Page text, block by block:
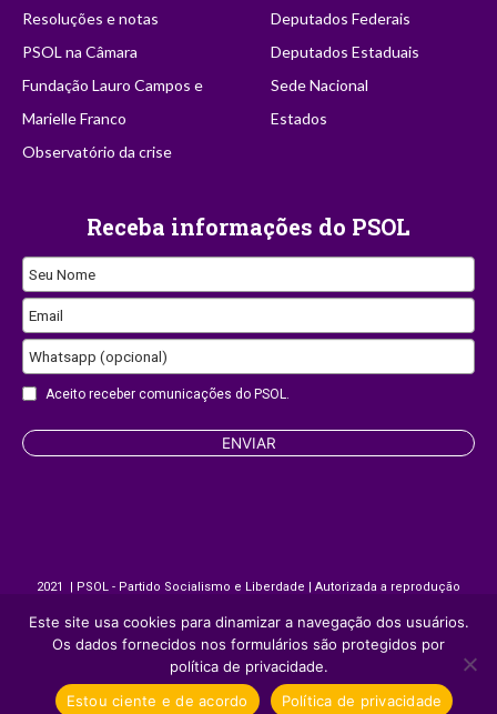
Resoluções e notas
PSOL na Câmara
Fundação Lauro Campos e
Marielle Franco
Observatório da crise
Deputados Federais
Deputados Estaduais
Sede Nacional
Estados
Receba informações do PSOL
Seu Nome
Email
Whatsapp (opcional)
Business
Aceito receber comunicações do PSOL.
ENVIAR
2021 | PSOL - Partido Socialismo e Liberdade | Autorizada a reprodução
desde que citada a fonte.
Site desenvolvido porAppmobi
Este site usa cookies para dinamizar a navegação dos usuários.
Os dados fornecidos nos formulários são protegidos por
política de privacidade.
Estou ciente e de acordo
Política de privacidade